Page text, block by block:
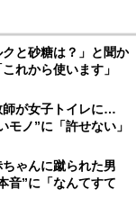
クと砂糖は？」と聞か
れから使います」
師が女子トイレに…
モノ”に「許せない」
ちゃんに蹴られた男
”に「なんてすて